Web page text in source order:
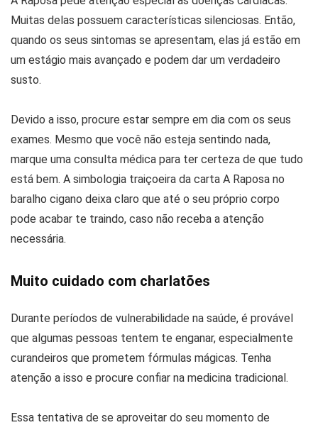
Muitas delas possuem características silenciosas. Então,
quando os seus sintomas se apresentam, elas já estão em
um estágio mais avançado e podem dar um verdadeiro
susto.
Devido a isso, procure estar sempre em dia com os seus
exames. Mesmo que você não esteja sentindo nada,
marque uma consulta médica para ter certeza de que tudo
está bem. A simbologia traiçoeira da carta A Raposa no
baralho cigano deixa claro que até o seu próprio corpo
pode acabar te traindo, caso não receba a atenção
necessária.
Muito cuidado com charlatões
Durante períodos de vulnerabilidade na saúde, é provável
que algumas pessoas tentem te enganar, especialmente
curandeiros que prometem fórmulas mágicas. Tenha
atenção a isso e procure confiar na medicina tradicional.
Essa tentativa de se aproveitar do seu momento de